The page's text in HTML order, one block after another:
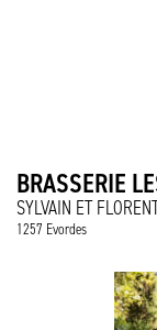
BRASSERIE
SYLVAIN ET
1257 Evordes